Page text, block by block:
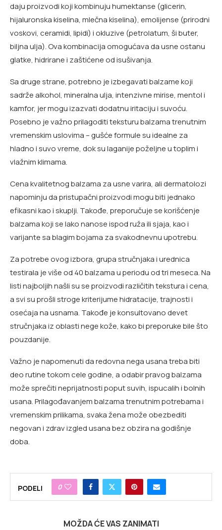
daju proizvodi koji kombinuju humektanse (glicerin,
hijaluronska kiselina, mlečna kiselina), emolijense (prirodni
voskovi, ceramidi, lipidi) i okluzive (petrolatum, ši buter,
biljna ulja). Ova kombinacija omogućava da usne ostanu
glatke, hidrirane i zaštićene od isušivanja.
Sa druge strane, potrebno je izbegavati balzame koji
sadrže alkohol, mineralna ulja, intenzivne mirise, mentol i
kamfor, jer mogu izazvati dodatnu iritaciju i suvoću.
Posebno je važno prilagoditi teksturu balzama trenutnim
vremenskim uslovima – gušće formule su idealne za
hladno i suvo vreme, dok su laganije poželjne u toplim i
vlažnim klimama.
Cena kvalitetnog balzama za usne varira, ali dermatolozi
napominju da pristupačni proizvodi mogu biti jednako
efikasni kao i skuplji. Takođe, preporučuje se korišćenje
balzama koji se lako nanose ispod ruža ili sjaja, kao i
varijante sa blagim bojama za svakodnevnu upotrebu.
Za potrebe ovog izbora, grupa stručnjaka i urednica
testirala je više od 40 balzama u periodu od tri meseca. Na
listi najboljih našli su se proizvodi različitih tekstura i cena,
a svi su prošli stroge kriterijume hidratacije, trajnosti i
osećaja na usnama. Takođe je konsultovano devet
stručnjaka iz oblasti nege kože, kako bi preporuke bile što
pouzdanije.
Važno je napomenuti da redovna nega usana treba biti
deo rutine tokom cele godine, a odabir pravog balzama
može sprečiti neprijatnosti poput suvih, ispucalih i bolnih
usana. Prilagođavanjem balzama trenutnim potrebama i
vremenskim prilikama, svaka žena može obezbediti
negovan i zdrav izgled usana bez obzira na godišnje
doba.
PODELI 0
MOŽDA ĆE VAS ZANIMATI